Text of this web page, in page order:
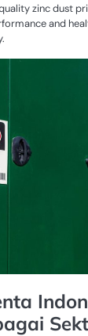
zinc dust
and